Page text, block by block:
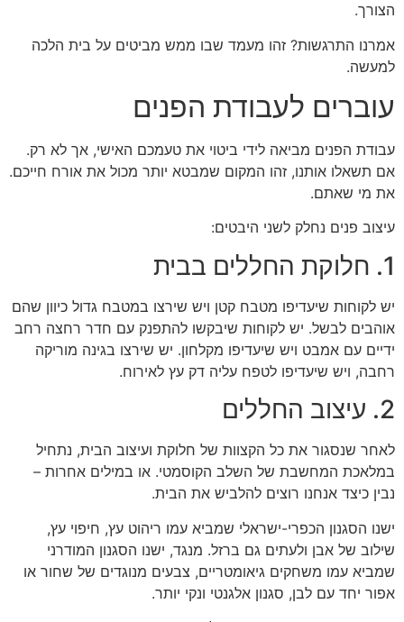
הצורך.
אמרנו התרגשות? זהו מעמד שבו ממש מביטים על בית הלכה
למעשה.
עוברים לעבודת הפנים
עבודת הפנים מביאה לידי ביטוי את טעמכם האישי, אך לא רק.
אם תשאלו אותנו, זהו המקום שמבטא יותר מכול את אורח חייכם.
את מי שאתם.
עיצוב פנים נחלק לשני היבטים:
1. חלוקת החללים בבית
יש לקוחות שיעדיפו מטבח קטן ויש שירצו במטבח גדול כיוון שהם
אוהבים לבשל. יש לקוחות שיבקשו להתפנק עם חדר רחצה רחב
ידיים עם אמבט ויש שיעדיפו מקלחון. יש שירצו בגינה מוריקה
רחבה, ויש שיעדיפו לטפח עליה דק עץ לאירוח.
2. עיצוב החללים
לאחר שנסגור את כל הקצוות של חלוקת ועיצוב הבית, נתחיל
במלאכת המחשבת של השלב הקוסמטי. או במילים אחרות –
נבין כיצד אנחנו רוצים להלביש את הבית.
ישנו הסגנון הכפרי-ישראלי שמביא עמו ריהוט עץ, חיפוי עץ,
שילוב של אבן ולעתים גם ברזל. מנגד, ישנו הסגנון המודרני
שמביא עמו משחקים גיאומטריים, צבעים מנוגדים של שחור או
אפור יחד עם לבן, סגנון אלגנטי ונקי יותר.